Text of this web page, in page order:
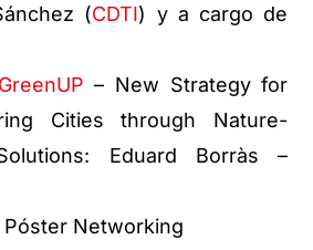
(CDTI) y a cargo de
– New Strategy for
Cities through Nature-
Eduard Borràs –
Póster Networking